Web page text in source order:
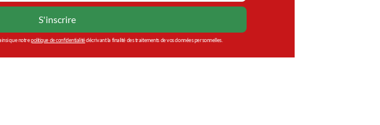
que notrepolitique de confidentialitédécrivant la finalité des traitements de vos données personnelles.